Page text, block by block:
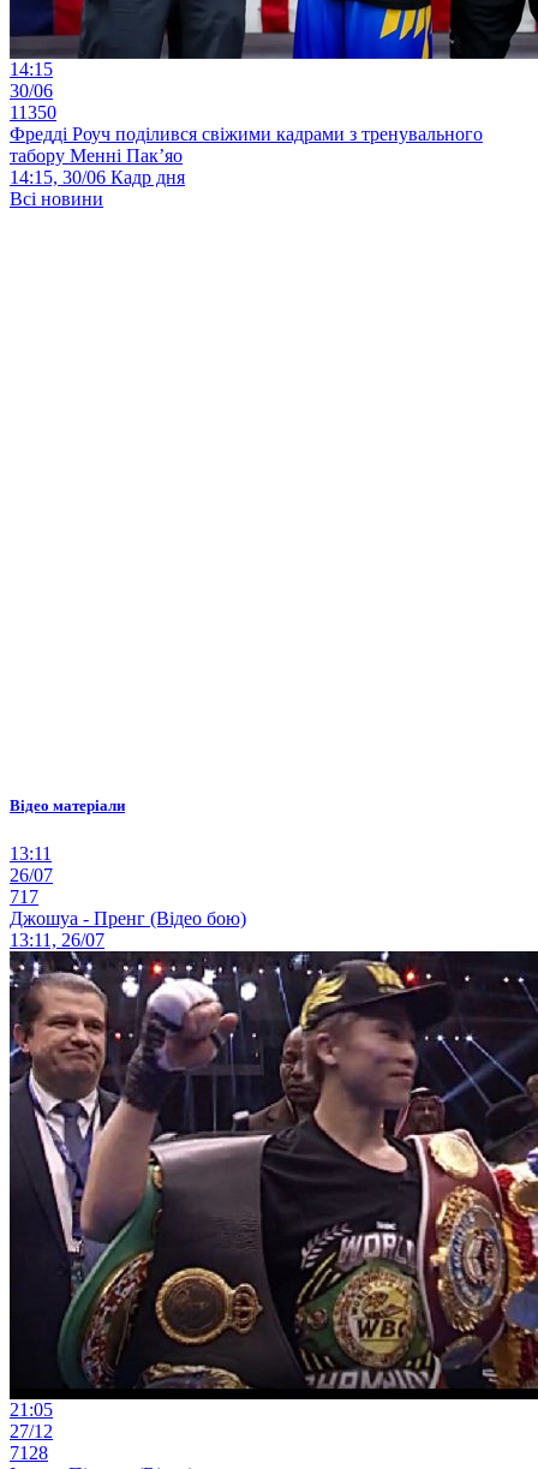
14:15
30/06
11350
Фредді Роуч поділився свіжими кадрами з тренувального
табору Менні Пак’яо
14:15, 30/06 Кадр дня
Всі новини
Відео матеріали
13:11
26/07
717
Джошуа - Пренг (Відео бою)
13:11, 26/07
21:05
27/12
7128